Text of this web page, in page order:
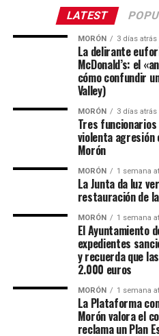
LATEST
MORÓN 3 días atrás
La delirante
McDonald’s: el
cómo confundir
Valley)
MORÓN 3 días atrás
Tres
violenta
Morón
MORÓN 1 semana
La Junta da luz
restauración de
MORÓN 1 semana
El Ayuntamiento
expedientes
y recuerda que
2.000 euros
MORÓN 1 semana
La Plataforma
Morón valora el
reclama un Plan